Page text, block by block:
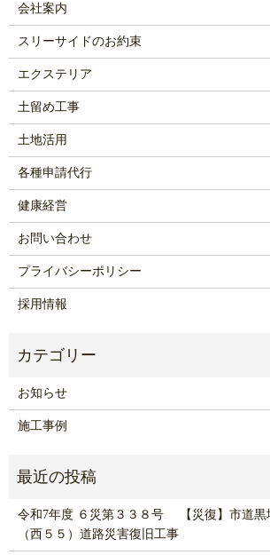
会社案内
スリーサイドのお約束
エクステリア
土留め工事
土地活用
各種申請代行
健康経営
お問い合わせ
プライバシーポリシー
採用情報
お知らせ
施工事例
令和7年度 ６災第３３８号 【災復】市道黒
（西５５）道路災害復旧工事